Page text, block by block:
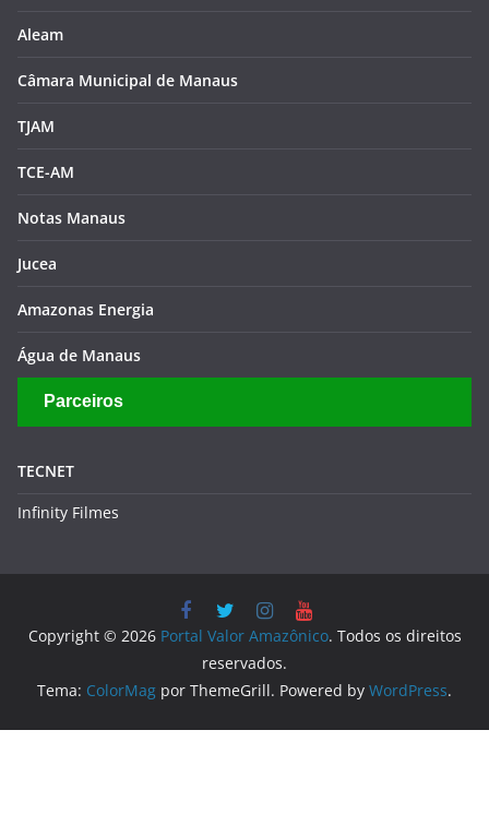
Aleam
Câmara Municipal de Manaus
TJAM
TCE-AM
Notas Manaus
Jucea
Amazonas Energia
Água de Manaus
Parceiros
TECNET
Infinity Filmes
Copyright © 2026 Portal Valor Amazônico. Todos os direitos
reservados.
Tema: ColorMag por ThemeGrill. Powered by WordPress.